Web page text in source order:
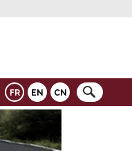
FR EN CN